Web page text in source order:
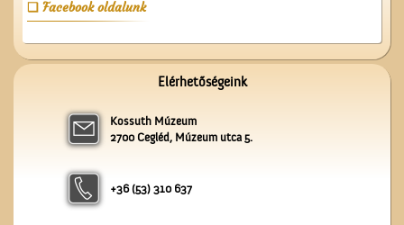
A Gubody utcában
Facebook oldalunk
Elérhetőségeink
Kossuth Múzeum
2700 Cegléd, Múzeum utca 5.
+36 (53) 310 637